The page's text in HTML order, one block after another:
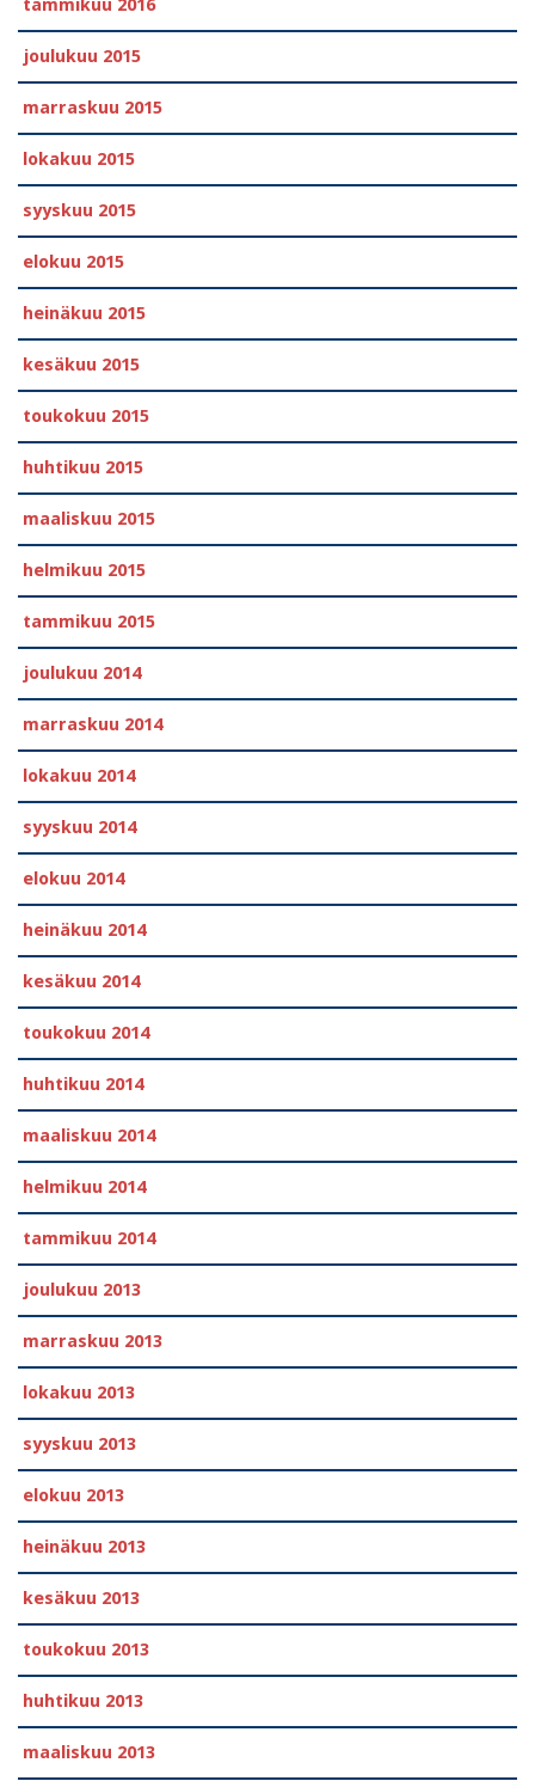
tammikuu 2016
joulukuu 2015
marraskuu 2015
lokakuu 2015
syyskuu 2015
elokuu 2015
heinäkuu 2015
kesäkuu 2015
toukokuu 2015
huhtikuu 2015
maaliskuu 2015
helmikuu 2015
tammikuu 2015
joulukuu 2014
marraskuu 2014
lokakuu 2014
syyskuu 2014
elokuu 2014
heinäkuu 2014
kesäkuu 2014
toukokuu 2014
huhtikuu 2014
maaliskuu 2014
helmikuu 2014
tammikuu 2014
joulukuu 2013
marraskuu 2013
lokakuu 2013
syyskuu 2013
elokuu 2013
heinäkuu 2013
kesäkuu 2013
toukokuu 2013
huhtikuu 2013
maaliskuu 2013